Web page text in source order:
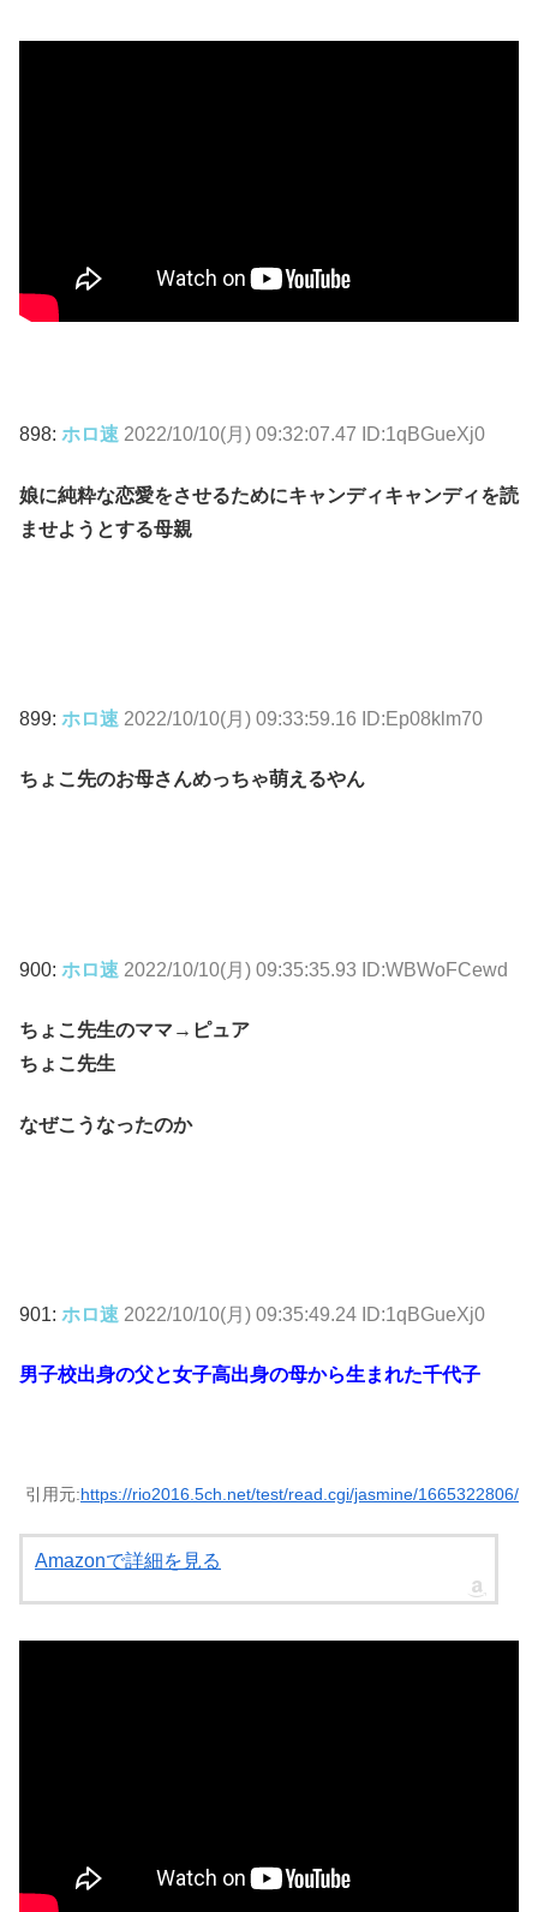
898: ホロ速 2022/10/10(月) 09:32:07.47 ID:1qBGueXj0
娘に純粋な恋愛をさせるためにキャンディキャンディを読
ませようとする母親
899: ホロ速 2022/10/10(月) 09:33:59.16 ID:Ep08klm70
ちょこ先のお母さんめっちゃ萌えるやん
900: ホロ速 2022/10/10(月) 09:35:35.93 ID:WBWoFCewd
ちょこ先生のママ→ピュア
ちょこ先生
なぜこうなったのか
901: ホロ速 2022/10/10(月) 09:35:49.24 ID:1qBGueXj0
男子校出身の父と女子高出身の母から生まれた千代子
引用元:https://rio2016.5ch.net/test/read.cgi/jasmine/1665322806/
Amazonで詳細を見る